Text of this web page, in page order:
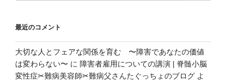
最近のコメント
大切な人とフェアな関係を育む 〜障害であなたの価値
は変わらない〜 に 障害者雇用についての講演 | 脊髄小脳
変性症✂︎難病美容師✂︎難病父さんたぐっちょのブログ よ